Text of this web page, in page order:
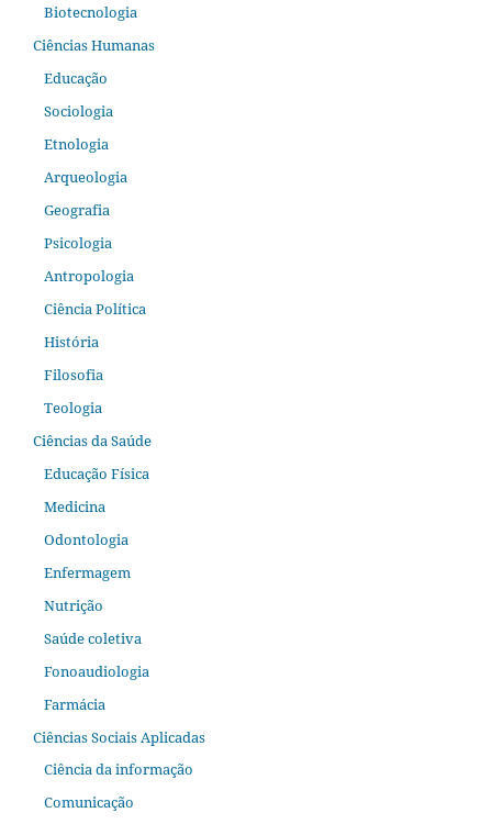
Biotecnologia
Ciências Humanas
Educação
Sociologia
Etnologia
Arqueologia
Geografia
Psicologia
Antropologia
Ciência Política
História
Filosofia
Teologia
Ciências da Saúde
Educação Física
Medicina
Odontologia
Enfermagem
Nutrição
Saúde coletiva
Fonoaudiologia
Farmácia
Ciências Sociais Aplicadas
Ciência da informação
Comunicação